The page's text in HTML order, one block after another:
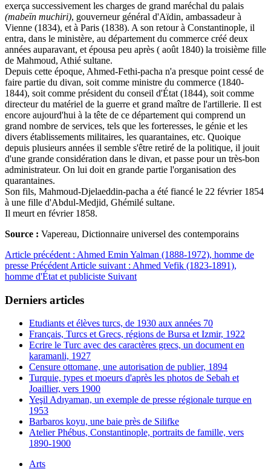
exerça successivement les charges de grand maréchal du palais
(mabeïn muchiri), gouverneur général d'Aïdin, ambassadeur à
Vienne (1834), et à Paris (1838). A son retour à Constantinople, il
entra, dans le ministère, au département du commerce créé deux
années auparavant, et épousa peu après ( août 1840) la troisième fille
de Mahmoud, Athié sultane.
Depuis cette époque, Ahmed-Fethi-pacha n'a presque point cessé de
faire partie du divan, soit comme ministre du commerce (1840-
1844), soit comme président du conseil d'État (1844), soit comme
directeur du matériel de la guerre et grand maître de l'artillerie. Il est
encore aujourd'hui à la tête de ce département qui comprend un
grand nombre de services, tels que les forteresses, le génie et les
divers établissements militaires, les quarantaines, etc. Quoique
depuis plusieurs années il semble s'être retiré de la politique, il jouit
d'une grande considération dans le divan, et passe pour un très-bon
administrateur. On lui doit en grande partie l'organisation des
quarantaines.
Son fils, Mahmoud-Djelaeddin-pacha a été fiancé le 22 février 1854
à une fille d'Abdul-Medjid, Ghémilé sultane.
Il meurt en février 1858.
Source : Vapereau, Dictionnaire universel des contemporains
Article précédent : Ahmed Emin Yalman (1888-1972), homme de
presse Précédent Article suivant : Ahmed Vefik (1823-1891),
homme d'État et publiciste Suivant
Derniers articles
Etudiants et élèves turcs, de 1930 aux années 70
Français, Turcs et Grecs, régions de Bursa et Izmir, 1922
Ecrire le Turc avec des caractères grecs, un document en
karamanli, 1927
Censure ottomane, une autorisation de publier, 1894
Turquie, types et moeurs d'après les photos de Sebah et
Joaillier, vers 1900
Yeşil Adıyaman, un exemple de presse régionale turque en
1953
Barbaros koyu, une baie près de Silifke
Atelier Phébus, Constantinople, portraits de famille, vers
1890-1900
Arts